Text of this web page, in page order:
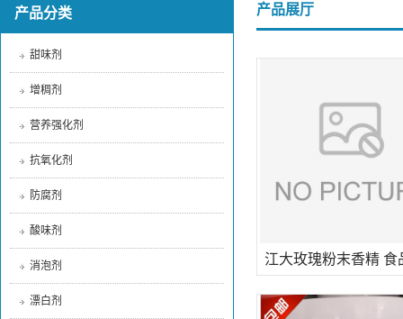
产品分类
甜味剂
增稠剂
营养强化剂
抗氧化剂
防腐剂
酸味剂
消泡剂
漂白剂
产品展厅
江大玫瑰粉末香精 食
剂 耐高温烘焙炒货冷